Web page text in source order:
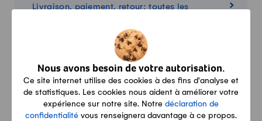
Nous avons besoin de votre autorisation.
Ce site internet utilise des cookies à des fins d'analyse et
de statistiques. Les cookies nous aident à améliorer votre
expérience sur notre site. Notre déclaration de
confidentialité vous renseignera davantage à ce propos.
Livraison, paiement, retour: toutes les
Panier
Aperçu de mes produits